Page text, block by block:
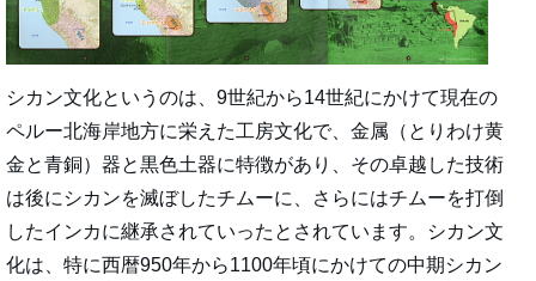
シカン文化というのは、9世紀から14世紀にかけて現在の
ペルー北海岸地方に栄えた工房文化で、金属（とりわけ黄
金と青銅）器と黒色土器に特徴があり、その卓越した技術
は後にシカンを滅ぼしたチムーに、さらにはチムーを打倒
したインカに継承されていったとされています。シカン文
化は、特に西暦950年から1100年頃にかけての中期シカン